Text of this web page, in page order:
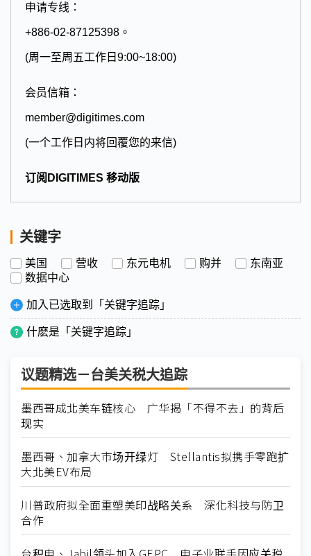
申请专线：
+886-02-87125398。
(周一至周五工作日9:00~18:00)
会员信箱：
member@digitimes.com
(一个工作日内将回覆您的来信)
订阅DIGITIMES 移动版
关键字
美国 营收 东元电机 购并
东南亚
数据中心
加入已选取到「关键字追踪」
什麽是「关键字追踪」
议题精选－台美关税大追踪
墨西哥成北美车链核心 广华揭「不得不去」的背后
现实
墨西哥、加拿大市场开绿灯 Stellantis拟携手零跑扩
大北美EV布局
川普政府拟全面重塑美印战略关系 深化科技与防卫
合作